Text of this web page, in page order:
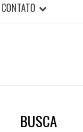
CONTATO
BUSCA